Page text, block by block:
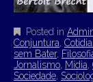
Posted in
Conjuntura
sem Bater,
Jornalismo Mídia
Sociedade